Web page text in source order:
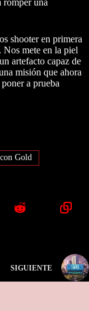
romper una
shooter en primera
Nos mete en la piel
artefacto capaz de
misión que ahora
a prueba
Gold
SIGUIENTE